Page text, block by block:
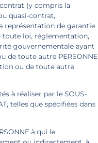
(y compris la
quasi-contrat,
représentation de garantie
toute loi, réglementation,
gouvernementale ayant
de toute autre PERSONNE
ou de toute autre
à réaliser par le SOUS-
telles que spécifiées dans
à qui le